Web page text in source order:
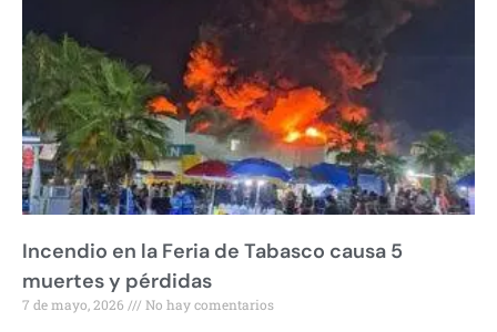
Incendio en la Feria de Tabasco causa 5
muertes y pérdidas
7 de mayo, 2026 No hay comentarios